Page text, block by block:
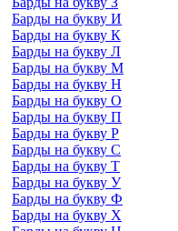
Барды на букву И
Барды на букву К
Барды на букву Л
Барды на букву М
Барды на букву Н
Барды на букву О
Барды на букву П
Барды на букву Р
Барды на букву С
Барды на букву Т
Барды на букву У
Барды на букву Ф
Барды на букву Х